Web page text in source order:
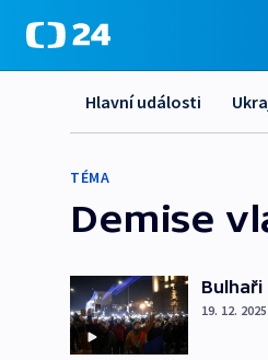
Hlavní události
TÉMA
Demise
19. 12. 2025